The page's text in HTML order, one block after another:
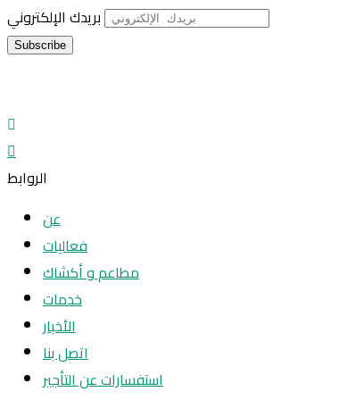
بريدك الإلكتروني
الروابط
عن
فعاليات
مطاعم و أكشاك
خدمات
الأخبار
اتصل بنا
استفسارات عن التأجير